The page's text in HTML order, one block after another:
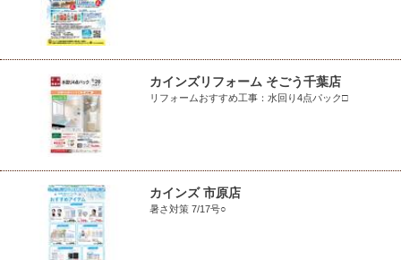
カインズリフォーム そごう千葉店
リフォームおすすめ工事：水回り4点パック□
カインズ 市原店
暑さ対策 7/17号○